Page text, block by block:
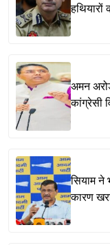
हथियारों
अमन
कांग्रेसी
सियाम ने
कारण